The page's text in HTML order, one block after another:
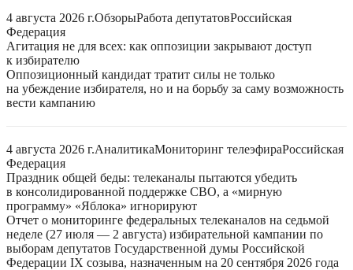
4 августа 2026 г.ОбзорыРабота депутатовРоссийская
Федерация
Агитация не для всех: как оппозиции закрывают доступ
к избирателю
Оппозиционный кандидат тратит силы не только
на убеждение избирателя, но и на борьбу за саму возможность
вести кампанию
4 августа 2026 г.АналитикаМониторинг телеэфираРоссийская
Федерация
Праздник общей беды: телеканалы пытаются убедить
в консолидированной поддержке СВО, а «мирную
программу» «Яблока» игнорируют
Отчет о мониторинге федеральных телеканалов на седьмой
неделе (27 июля — 2 августа) избирательной кампании по
выборам депутатов Государственной думы Российской
Федерации IX созыва, назначенным на 20 сентября 2026 года